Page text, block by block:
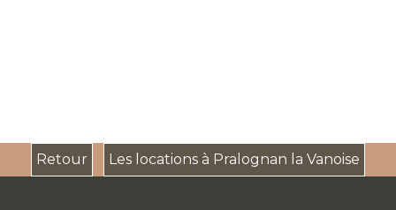
Retour Les locations à Pralognan la Vanoise